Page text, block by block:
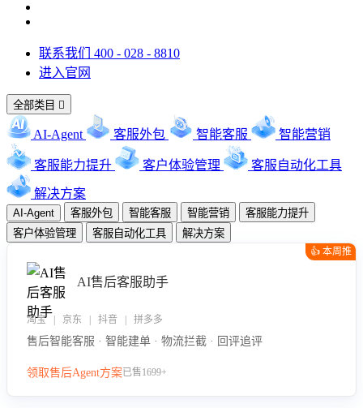
联系我们 400 - 028 - 8810
进入官网
全部类目 
AI-Agent 客服外包 智能客服 智能营销
客服能力提升 客户体验管理 客服自动化工具
解决方案
AI-Agent 客服外包 智能客服 智能营销
客服能力提升
客户体验管理
客服自动化工具 解决方案
👍 本周推
AI售后客服助手
淘宝 | 京东 | 抖音 | 拼多多
售后智能客服 · 智能建单 · 物流拦截 · 回评追评
领取售后Agent方案已售1699+